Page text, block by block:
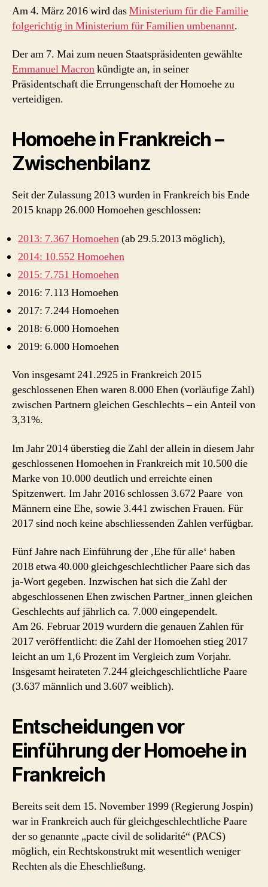
Am 4. März 2016 wird dasMinisterium für die Familie
folgerichtig in Ministerium für Familien umbenannt.
Der am 7. Mai zum neuen Staatspräsidenten gewählte
Emmanuel Macronkündigte an, in seiner
Präsidentschaft die Errungenschaft der Homoehe zu
verteidigen.
Homoehe in Frankreich –
Zwischenbilanz
Seit der Zulassung 2013 wurden in Frankreich bis Ende
2015 knapp 26.000 Homoehen geschlossen:
2013: 7.367 Homoehen(ab 29.5.2013 möglich),
2014: 10.552 Homoehen
2015: 7.751 Homoehen
2016: 7.113 Homoehen
2017: 7.244 Homoehen
2018: 6.000 Homoehen
2019: 6.000 Homoehen
Von insgesamt 241.2925 in Frankreich 2015
geschlossenen Ehen waren 8.000 Ehen (vorläufige Zahl)
zwischen Partnern gleichen Geschlechts – ein Anteil von
3,31%.
Im Jahr 2014 überstieg die Zahl der allein in diesem Jahr
geschlossenen Homoehen in Frankreich mit 10.500 die
Marke von 10.000 deutlich und erreichte einen
Spitzenwert. Im Jahr 2016 schlossen 3.672 Paare von
Männern eine Ehe, sowie 3.441 zwischen Frauen. Für
2017 sind noch keine abschliessenden Zahlen verfügbar.
Fünf Jahre nach Einführung der ‚Ehe für alle‘ haben
2018 etwa 40.000 gleichgeschlechtlicher Paare sich das
ja-Wort gegeben. Inzwischen hat sich die Zahl der
abgeschlossenen Ehen zwischen Partner_innen gleichen
Geschlechts auf jährlich ca. 7.000 eingependelt.
Am 26. Februar 2019 wurdern die genauen Zahlen für
2017 veröffentlicht: die Zahl der Homoehen stieg 2017
leicht an um 1,6 Prozent im Vergleich zum Vorjahr.
Insgesamt heirateten 7.244 gleichgeschlichtliche Paare
(3.637 männlich und 3.607 weiblich).
Entscheidungen vor
Einführung der Homoehe in
Frankreich
Bereits seit dem 15. November 1999 (Regierung Jospin)
war in Frankreich auch für gleichgeschlechtliche Paare
der so genannte „pacte civil de solidarité“ (PACS)
möglich, ein Rechtskonstrukt mit wesentlich weniger
Rechten als die Eheschließung.